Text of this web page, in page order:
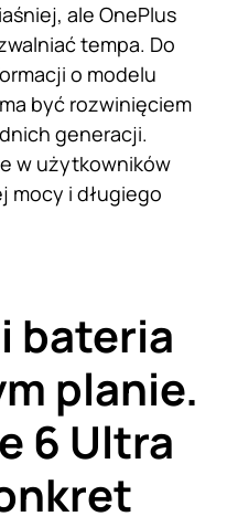
ale OnePlus
tempa. Do
o modelu
być rozwinięciem
generacji.
w użytkowników
mocy i długiego
bateria
planie.
6 Ultra